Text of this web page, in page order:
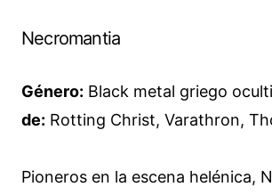
Necromantia
Género: Black metal griego
de: Rotting Christ, Varathron,
Pioneros en la escena helénica,